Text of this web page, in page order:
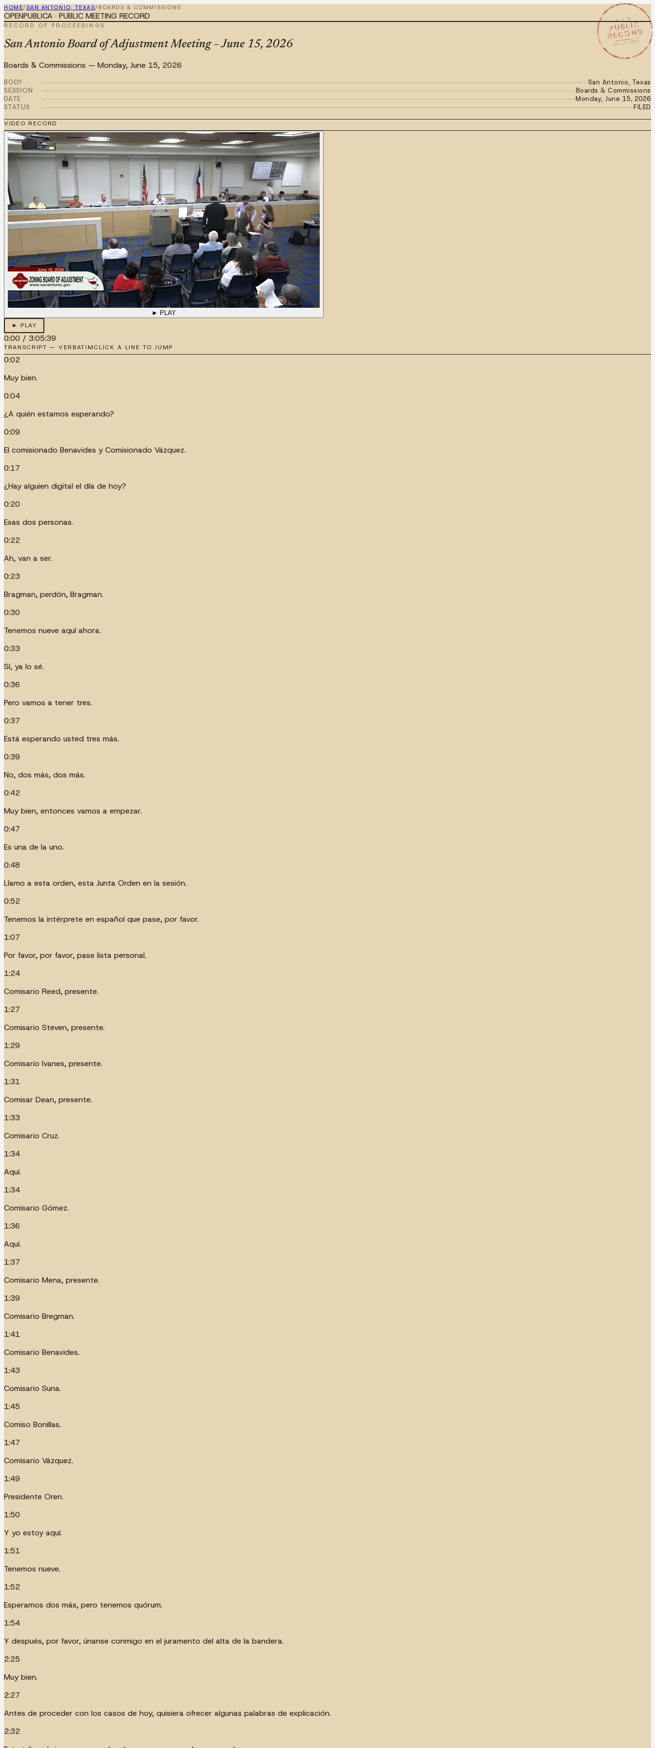
HOME/SAN ANTONIO, TEXAS/ BOARDS & COMMISSIONS
★ ★ ★
PUBLIC
RECORD
JUN 15 2026
OPENPUBLICA · PUBLIC MEETING RECORD
RECORD OF PROCEEDINGS
San Antonio Board of Adjustment Meeting – June 15, 2026
Boards & Commissions — Monday, June 15, 2026
BODY
San Antonio, Texas
SESSION
Boards & Commissions
DATE
Monday, June 15, 2026
STATUS
FILED
VIDEO RECORD
► PLAY
► PLAY
0:00 / 3:05:39
TRANSCRIPT — VERBATIMCLICK A LINE TO JUMP
0:02
Muy bien.
0:04
¿A quién estamos esperando?
0:09
El comisionado Benavides y Comisionado Vázquez.
0:17
¿Hay alguien digital el día de hoy?
0:20
Esas dos personas.
0:22
Ah, van a ser.
0:23
Bragman, perdón, Bragman.
0:30
Tenemos nueve aquí ahora.
0:33
Sí, ya lo sé.
0:36
Pero vamos a tener tres.
0:37
Está esperando usted tres más.
0:39
No, dos más, dos más.
0:42
Muy bien, entonces vamos a empezar.
0:47
Es una de la uno.
0:48
Llamo a esta orden, esta Junta Orden en la sesión.
0:52
Tenemos la intérprete en español que pase, por favor.
1:07
Por favor, por favor, pase lista personal.
1:24
Comisario Reed, presente.
1:27
Comisario Steven, presente.
1:29
Comisario Ivanes, presente.
1:31
Comisar Dean, presente.
1:33
Comisario Cruz.
1:34
Aquí.
1:34
Comisario Gómez.
1:36
Aquí.
1:37
Comisario Mena, presente.
1:39
Comisario Bregman.
1:41
Comisario Benavides.
1:43
Comisario Suna.
1:45
Comiso Bonillas.
1:47
Comisario Vázquez.
1:49
Presidente Oren.
1:50
Y yo estoy aquí.
1:51
Tenemos nueve.
1:52
Esperamos dos más, pero tenemos quórum.
1:54
Y después, por favor, únanse conmigo en el juramento del alta de la bandera.
2:25
Muy bien.
2:27
Antes de proceder con los casos de hoy, quisiera ofrecer algunas palabras de explicación.
2:32